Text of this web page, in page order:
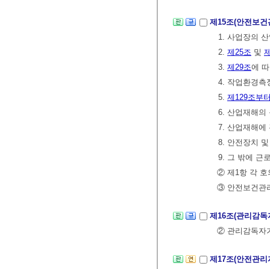
제15조(안전보
1. 사업장의
2. 제25조 및
3. 제29조에
4. 작업환경측
5. 제129조부
6. 산업재해의
7. 산업재해에
8. 안전장치
9. 그 밖에 근
② 제1항 각 호
③ 안전보건관
제16조(관리감
② 관리감독자
제17조(안전관